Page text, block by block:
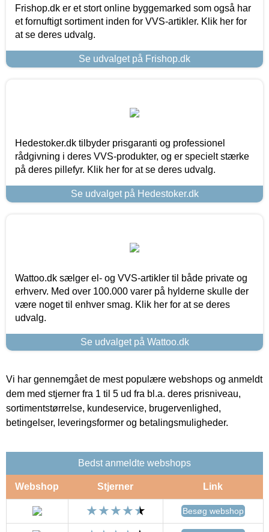
Frishop.dk er et stort online byggemarked som også har
et fornuftigt sortiment inden for VVS-artikler. Klik her for
at se deres udvalg.
Se udvalget på Frishop.dk
Hedestoker.dk tilbyder prisgaranti og professionel
rådgivning i deres VVS-produkter, og er specielt stærke
på deres pillefyr. Klik her for at se deres udvalg.
Se udvalget på Hedestoker.dk
Wattoo.dk sælger el- og VVS-artikler til både private og
erhverv. Med over 100.000 varer på hylderne skulle der
være noget til enhver smag. Klik her for at se deres
udvalg.
Se udvalget på Wattoo.dk
Vi har gennemgået de mest populære webshops og anmeldt
dem med stjerner fra 1 til 5 ud fra bl.a. deres prisniveau,
sortimentstørrelse, kundeservice, brugervenlighed,
betingelser, leveringsformer og betalingsmuligheder.
Bedst anmeldte webshops
Webshop Stjerner Link
Besøg webshop